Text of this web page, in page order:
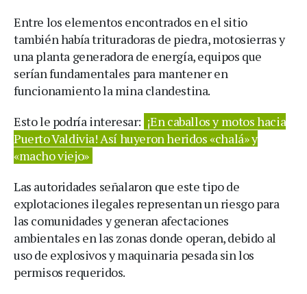
Entre los elementos encontrados en el sitio
también había trituradoras de piedra, motosierras y
una planta generadora de energía, equipos que
serían fundamentales para mantener en
funcionamiento la mina clandestina.
Esto le podría interesar: ¡En caballos y motos hacia
Puerto Valdivia! Así huyeron heridos «chalá» y
«macho viejo»
Las autoridades señalaron que este tipo de
explotaciones ilegales representan un riesgo para
las comunidades y generan afectaciones
ambientales en las zonas donde operan, debido al
uso de explosivos y maquinaria pesada sin los
permisos requeridos.